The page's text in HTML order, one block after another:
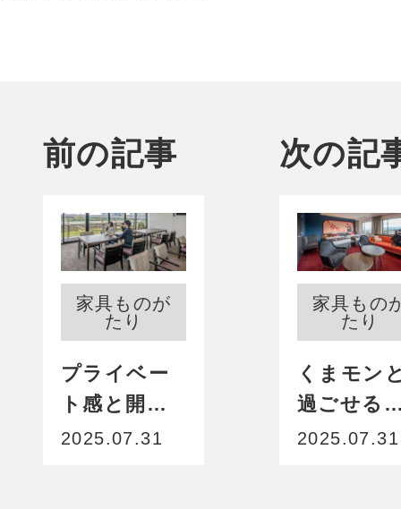
前の記事
家具ものが
たり
プライベー
ト感と開放
感の来賓
2025.07.31
次の記
家具もの
たり
くまモン
過ごせる
別な空間
2025.07.31